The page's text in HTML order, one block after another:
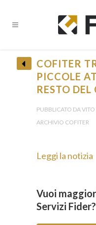
COFITER
PICCOLE
RESTO DEL
PUBBLICATO DA
ARCHIVIO COFITER
Leggi la notizia
Vuoi
Servizi Fider?
• Ricevi tutti gli